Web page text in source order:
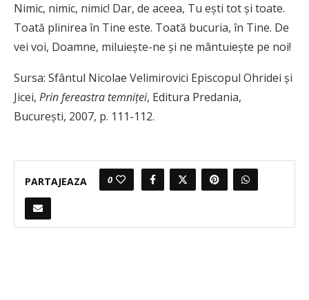
Nimic, nimic, nimic! Dar, de aceea, Tu eşti tot şi toate.
Toată plinirea în Tine este. Toată bucuria, în Tine. De
vei voi, Doamne, miluieşte-ne şi ne mântuieşte pe noi!
Sursa: Sfântul Nicolae Velimirovici Episcopul Ohridei şi
Jicei, Prin fereastra temniţei, Editura Predania,
Bucureşti, 2007, p. 111-112.
PARTAJEAZA 0